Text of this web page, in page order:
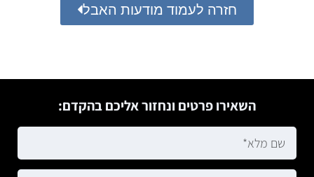
חזרה לעמוד מודעות האבל
השאירו פרטים ונחזור אליכם בהקדם: